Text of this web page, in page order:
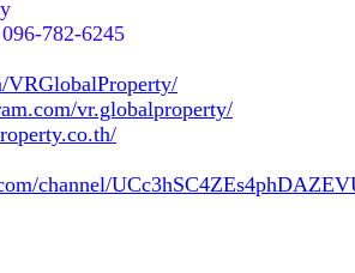
782-6245
VRGlobalProperty/
vr.globalproperty/
channel/